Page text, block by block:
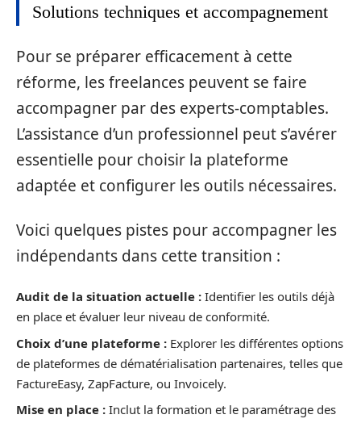
Solutions techniques et accompagnement
Pour se préparer efficacement à cette
réforme, les freelances peuvent se faire
accompagner par des experts-comptables.
L’assistance d’un professionnel peut s’avérer
essentielle pour choisir la plateforme
adaptée et configurer les outils nécessaires.
Voici quelques pistes pour accompagner les
indépendants dans cette transition :
Audit de la situation actuelle : Identifier les outils déjà
en place et évaluer leur niveau de conformité.
Choix d’une plateforme : Explorer les différentes options
de plateformes de dématérialisation partenaires, telles que
FactureEasy, ZapFacture, ou Invoicely.
Mise en place : Inclut la formation et le paramétrage des